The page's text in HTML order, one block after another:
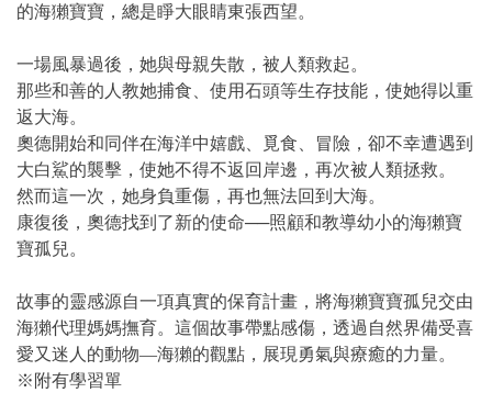
的海獺寶寶，總是睜大眼睛東張西望。
一場風暴過後，她與母親失散，被人類救起。
那些和善的人教她捕食、使用石頭等生存技能，使她得以重
返大海。
奧德開始和同伴在海洋中嬉戲、覓食、冒險，卻不幸遭遇到
大白鯊的襲擊，使她不得不返回岸邊，再次被人類拯救。
然而這一次，她身負重傷，再也無法回到大海。
康復後，奧德找到了新的使命──照顧和教導幼小的海獺寶
寶孤兒。
故事的靈感源自一項真實的保育計畫，將海獺寶寶孤兒交由
海獺代理媽媽撫育。這個故事帶點感傷，透過自然界備受喜
愛又迷人的動物—海獺的觀點，展現勇氣與療癒的力量。
※附有學習單